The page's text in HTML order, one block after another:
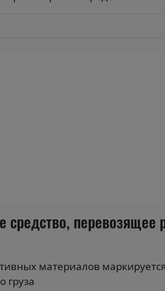
средство,
материалов маркируется
груза